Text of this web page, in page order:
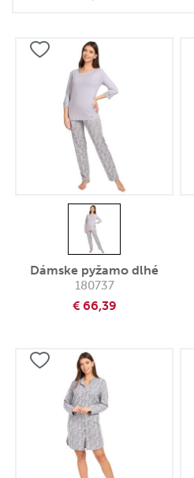
Dámske pyžamo dlhé
180737
€ 66,39